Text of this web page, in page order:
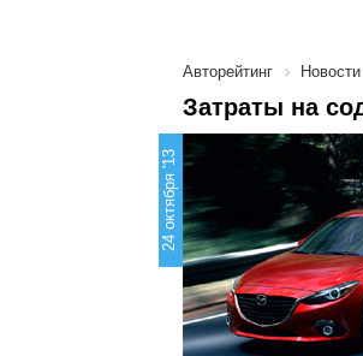
Авторейтинг Новости
Затраты на
24 октября '13